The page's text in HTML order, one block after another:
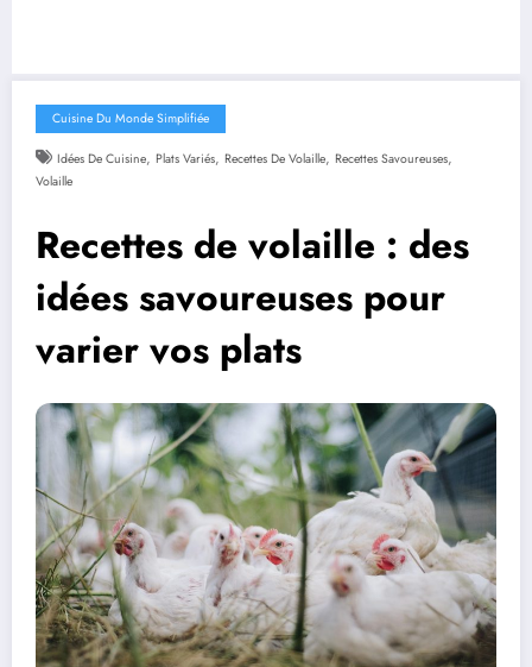
Cuisine Du Monde Simplifiée
Idées De Cuisine, Plats Variés, Recettes De Volaille, Recettes Savoureuses,
Volaille
Recettes de volaille : des
idées savoureuses pour
varier vos plats